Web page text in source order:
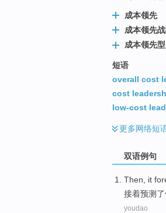
成本领先
成本领先
成本领先型
短语
overall cost
cost
low-cost
更多网络短
双语例句
Then , it
接着预测了
youdao